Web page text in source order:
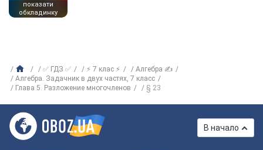
показати
обкладинку
✅ ГДЗ ✅ ⚡ 7 клас ⚡
Алгебра ✍
Алгебра. Задачник в двух частях, 7 класс
Глава 5. Разложение многочленов
§ 23
В начало